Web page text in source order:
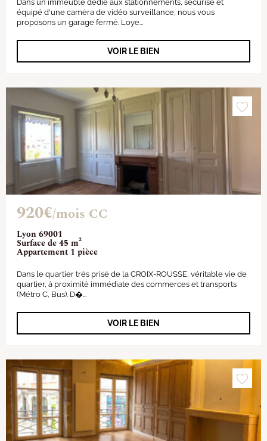
Dans un immeuble dédié aux stationnements, sécurisé et
équipé d'une caméra de vidéo surveillance, nous vous
proposons un garage fermé. Loye...
VOIR LE BIEN
Lyon 69001
Surface de 45 m²
Appartement 1 pièce
920€/mois CC
Dans le quartier très prisé de la CROIX-ROUSSE, véritable vie de
quartier, à proximité immédiate des commerces et transports
(Métro C, Bus). D�...
VOIR LE BIEN